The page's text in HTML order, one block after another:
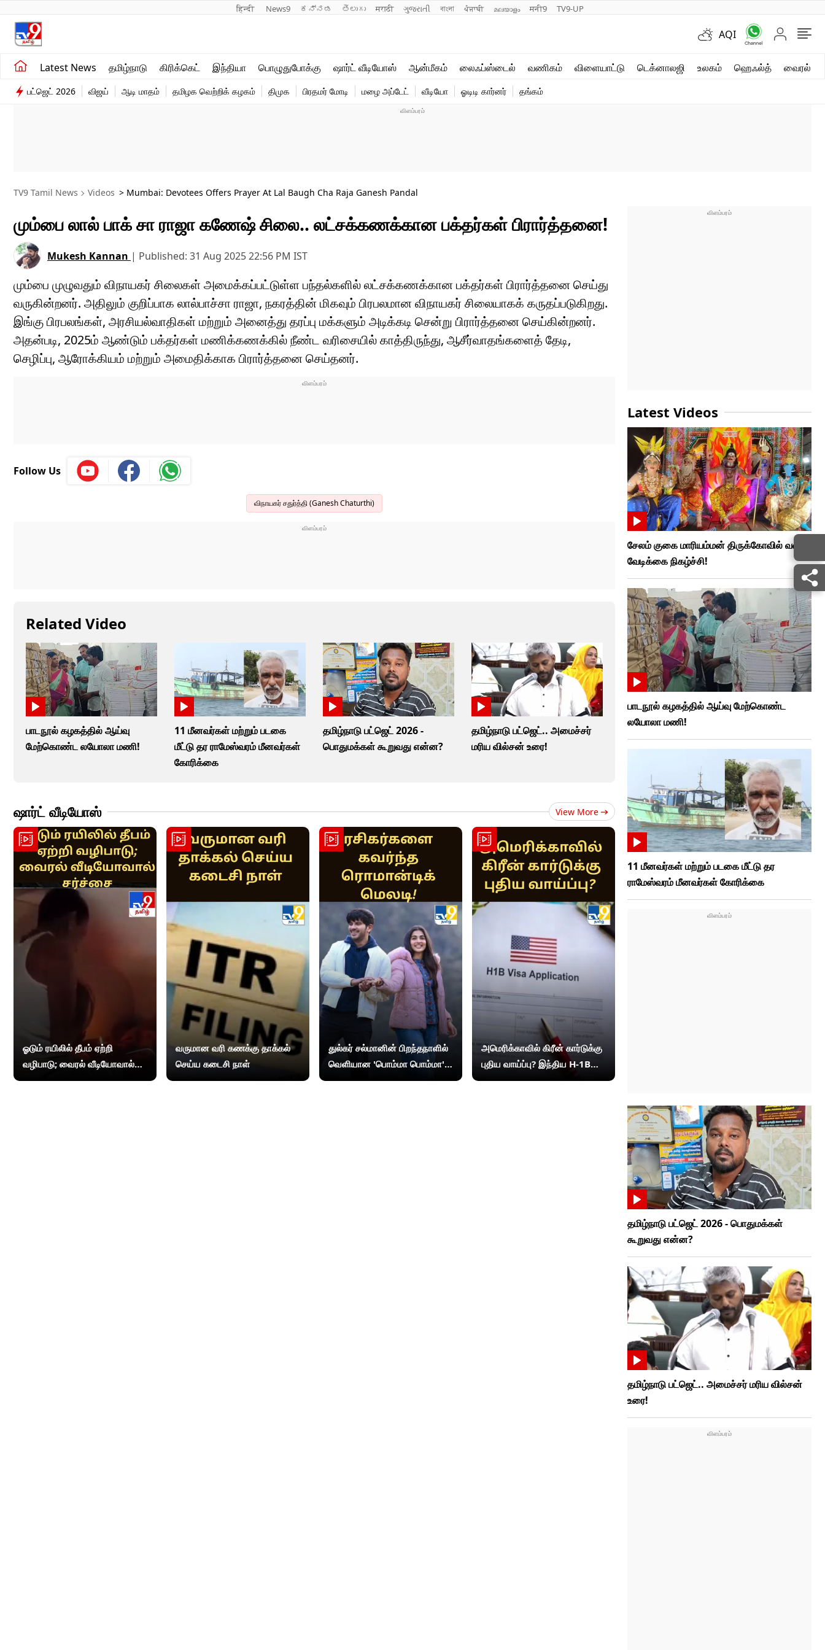
हिन्दी News9 ಕನ್ನಡ తెలుగు मराठी ગુજરાતી বাংলা ਪੰਜਾਬੀ മലയാളം मनी9 TV9-UP
AQI
Latest News தமிழ்நாடு கிரிக்கெட் இந்தியா பொழுதுபோக்கு ஷார்ட் வீடியோஸ் ஆன்மீகம் லைஃப்ஸ்டைல் வணிகம் விளையாட்டு டெக்னாலஜி உலகம் ஹெஃல்த் வைரல்
சமீபத்திய செய்திகள்
தமிழ்நாடு
விளையாட்டு
வணிகம்
வைரல்
பட்ஜெட் 2026 விஜய் ஆடி மாதம் தமிழக வெற்றிக் கழகம் திமுக பிரதமர் மோடி மழை அப்டேட் வீடியோ ஓடிடி கார்னர் தங்கம்
TV9 Tamil News Videos > Mumbai: Devotees Offers Prayer At Lal Baugh Cha Raja Ganesh Pandal
மும்பை லால் பாக் சா ராஜா கணேஷ் சிலை.. லட்சக்கணக்கான பக்தர்கள் பிரார்த்தனை!
Mukesh Kannan | Published: 31 Aug 2025 22:56 PM IST
மும்பை முழுவதும் விநாயகர் சிலைகள் அமைக்கப்பட்டுள்ள பந்தல்களில் லட்சக்கணக்கான பக்தர்கள் பிரார்த்தனை செய்து
வருகின்றனர். அதிலும் குறிப்பாக லால்பாச்சா ராஜா, நகரத்தின் மிகவும் பிரபலமான விநாயகர் சிலையாகக் கருதப்படுகிறது.
இங்கு பிரபலங்கள், அரசியல்வாதிகள் மற்றும் அனைத்து தரப்பு மக்களும் அடிக்கடி சென்று பிரார்த்தனை செய்கின்றனர்.
அதன்படி, 2025ம் ஆண்டும் பக்தர்கள் மணிக்கணக்கில் நீண்ட வரிசையில் காத்திருந்து, ஆசீர்வாதங்களைத் தேடி,
செழிப்பு, ஆரோக்கியம் மற்றும் அமைதிக்காக பிரார்த்தனை செய்தனர்.
Follow Us
விநாயகர் சதுர்த்தி (Ganesh Chaturthi)
Related Video
பாடநூல் கழகத்தில் ஆய்வு
மேற்கொண்ட லயோலா மணி!
11 மீனவர்கள் மற்றும் படகை
மீட்டு தர ராமேஸ்வரம் மீனவர்கள்
கோரிக்கை
தமிழ்நாடு பட்ஜெட் 2026 -
பொதுமக்கள் கூறுவது என்ன?
தமிழ்நாடு பட்ஜெட்.. அமைச்சர்
மரிய வில்சன் உரை!
ஷார்ட் வீடியோஸ் View More
ஓடும் ரயிலில் தீபம் ஏற்றி
வழிபாடு; வைரல் வீடியோவால்
சர்ச்சை
வருமான வரி கணக்கு தாக்கல்
செய்ய கடைசி நாள்
துல்கர் சல்மானின் பிறந்தநாளில்
வெளியான 'பொம்மா பொம்மா'...
ரசிகர்களை கவர்ந்த ரொமான்டிக்
அமெரிக்காவில் கிரீன் கார்டுக்கு
புதிய வாய்ப்பு? இந்திய H-1B
விசாதாரர்களுக்கு நம்பிக்கை
Latest Videos
சேலம் குகை மாரியம்மன் திருக்கோவில் வண்டி
வேடிக்கை நிகழ்ச்சி!
பாடநூல் கழகத்தில் ஆய்வு மேற்கொண்ட
லயோலா மணி!
11 மீனவர்கள் மற்றும் படகை மீட்டு தர
ராமேஸ்வரம் மீனவர்கள் கோரிக்கை
தமிழ்நாடு பட்ஜெட் 2026 - பொதுமக்கள்
கூறுவது என்ன?
தமிழ்நாடு பட்ஜெட்.. அமைச்சர் மரிய வில்சன்
உரை!